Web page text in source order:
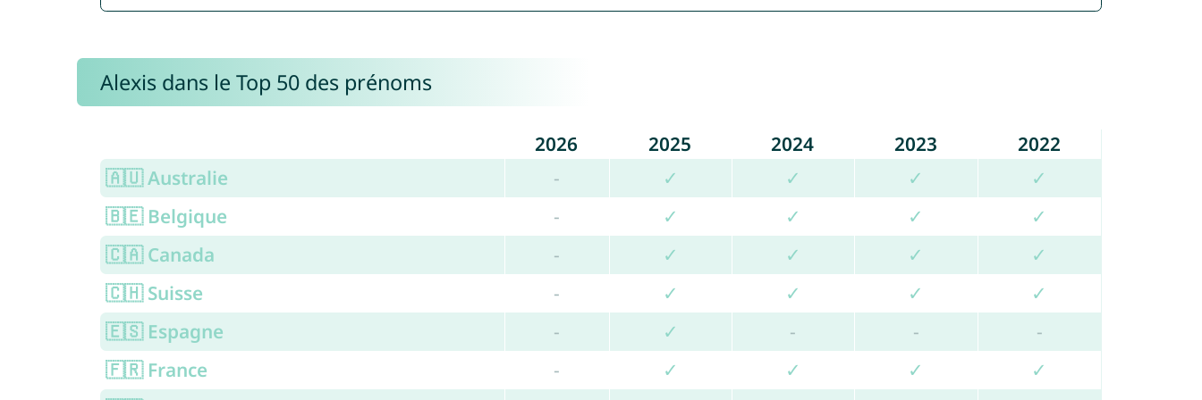
Alexis dans le Top 50 des prénoms
2026 2025 2024 2023
2022
🇦🇺 Australie
- ✓ ✓ ✓
✓
🇧🇪 Belgique
- ✓ ✓ ✓
✓
🇨🇦 Canada
- ✓ ✓ ✓
✓
🇨🇭 Suisse
- ✓ ✓ ✓
✓
🇪🇸 Espagne
- ✓ - -
-
🇫🇷 France
- ✓ ✓ ✓
✓